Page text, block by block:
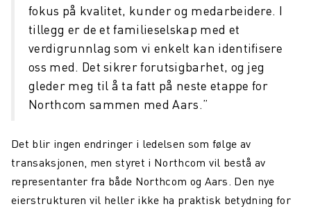
fokus på kvalitet, kunder og medarbeidere. I
tillegg er de et familieselskap med et
verdigrunnlag som vi enkelt kan identifisere
oss med. Det sikrer forutsigbarhet, og jeg
gleder meg til å ta fatt på neste etappe for
Northcom sammen med Aars.”
Det blir ingen endringer i ledelsen som følge av
transaksjonen, men styret i Northcom vil bestå av
representanter fra både Northcom og Aars. Den nye
eierstrukturen vil heller ikke ha praktisk betydning for